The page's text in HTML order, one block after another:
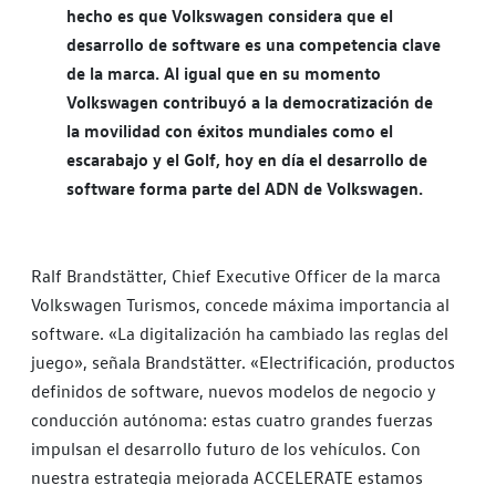
hecho es que Volkswagen considera que el
desarrollo de software es una competencia clave
de la marca. Al igual que en su momento
Volkswagen contribuyó a la democratización de
la movilidad con éxitos mundiales como el
escarabajo y el Golf, hoy en día el desarrollo de
software forma parte del ADN de Volkswagen.
Ralf Brandstätter, Chief Executive Officer de la marca
Volkswagen Turismos, concede máxima importancia al
software. «La digitalización ha cambiado las reglas del
juego», señala Brandstätter. «Electrificación, productos
definidos de software, nuevos modelos de negocio y
conducción autónoma: estas cuatro grandes fuerzas
impulsan el desarrollo futuro de los vehículos. Con
nuestra estrategia mejorada ACCELERATE estamos